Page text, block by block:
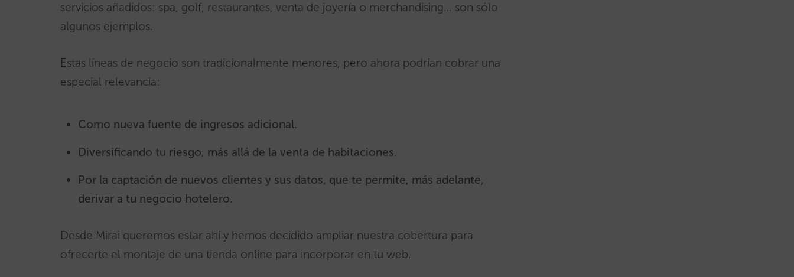
servicios añadidos: spa, golf, restaurantes, venta de joyería o merchandising… son sólo
algunos ejemplos.
Estas líneas de negocio son tradicionalmente menores, pero ahora podrían cobrar una
especial relevancia:
Como nueva fuente de ingresos adicional.
Diversificando tu riesgo, más allá de la venta de habitaciones.
Por la captación de nuevos clientes y sus datos, que te permite, más adelante,
derivar a tu negocio hotelero.
Desde Mirai queremos estar ahí y hemos decidido ampliar nuestra cobertura para
ofrecerte el montaje de una tienda online para incorporar en tu web.